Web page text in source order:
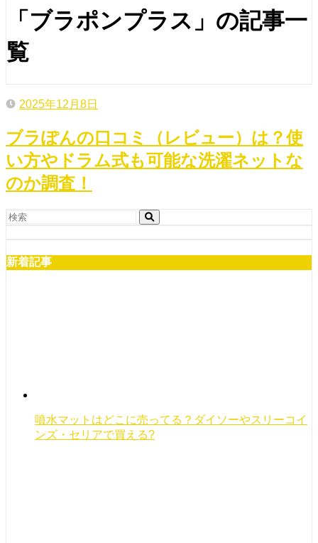
「ブラポンプラス」の記事一
覧
2025年12月8日
ブラぽんの口コミ（レビュー）は？使
い方やドラム式も可能な洗濯ネットな
のか調査！
新着記事
噴水マットはどこに売ってる？ダイソーやスリーコイ
ンズ・セリアで買える?